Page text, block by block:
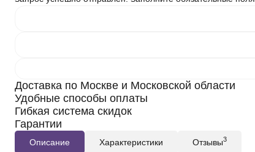
Доставка по Москве и Московской области
Удобные способы оплаты
Гибкая система скидок
Гарантии
Описание Характеристики Отзывы3